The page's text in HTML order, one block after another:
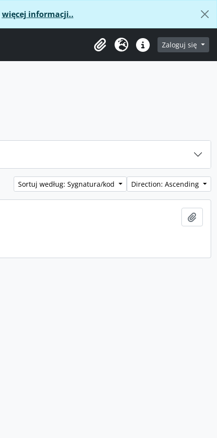
więcej informacji..
Clipboard
Język Podręczne linki
Zaloguj się
Sortuj według: Sygnatura/kod Direction: Ascending